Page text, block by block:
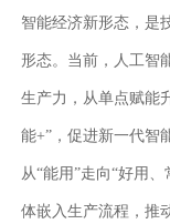
智能经济新形态，是
形态。当前，人工智
生产力，从单点赋能
能+”，促进新一代智
从“能用”走向“好用
体嵌入生产流程，推